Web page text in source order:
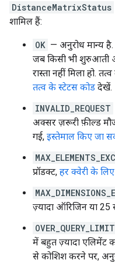
DistanceMatrixStatus
शामिल हैं:
OK — अनुरोध मान्य
जब किसी भी शुरुआती
रास्ता नहीं मिला हो.
तत्व के स्टेटस कोड देखें.
INVALID_REQUEST
अक्सर ज़रूरी फ़ील्ड
गई, इस्तेमाल किए जा
प्रॉडक्ट, हर क्वेरी के
ज़्यादा ऑरिजिन या 25
OVER_QUERY_LIMIT
में बहुत ज़्यादा एलिमेंट
से कोशिश करने पर,